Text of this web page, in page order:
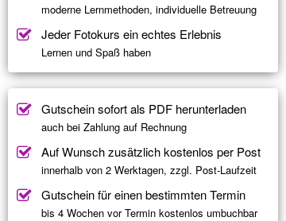
moderne Lernmethoden, individuelle Betreuung
Jeder Fotokurs ein echtes Erlebnis
Lernen und Spaß haben
Gutschein sofort als PDF herunterladen
auch bei Zahlung auf Rechnung
Auf Wunsch zusätzlich kostenlos per Post
innerhalb von 2 Werktagen, zzgl. Post-Laufzeit
Gutschein für einen bestimmten Termin
bis 4 Wochen vor Termin kostenlos umbuchbar